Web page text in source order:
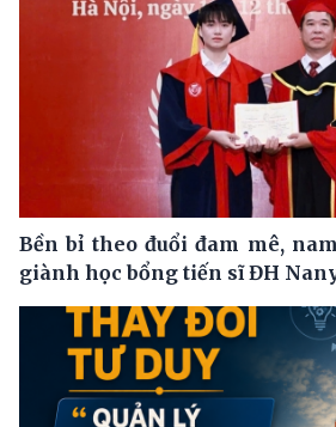
Bền bỉ theo đuổi đam mê,
giành học bổng tiến sĩ ĐH